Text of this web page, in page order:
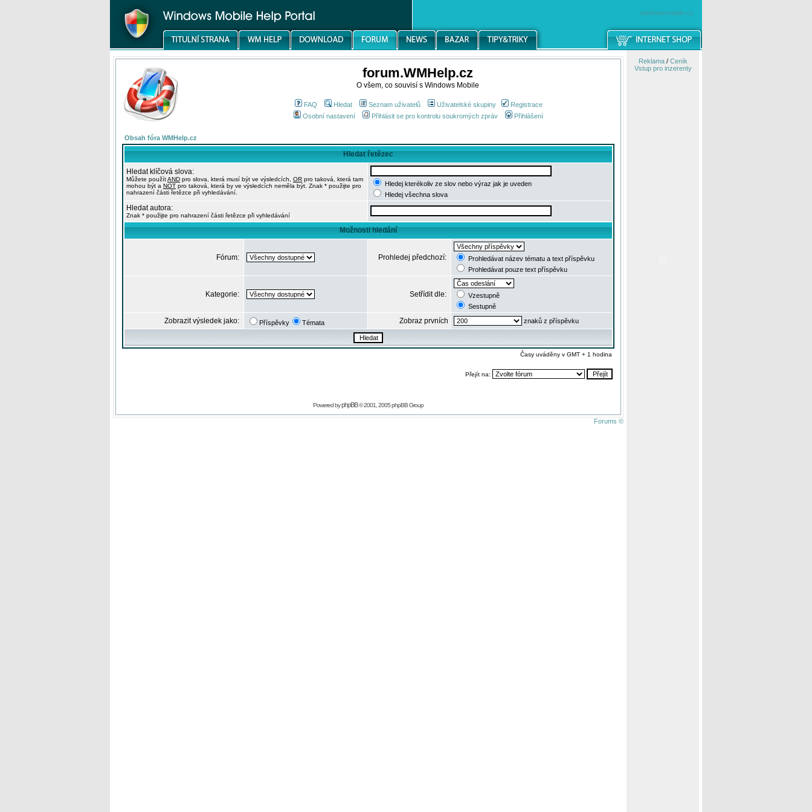
windowsmobile.cz
forum.WMHelp.cz
O všem, co souvisí s Windows Mobile
FAQ Hledat Seznam uživatelů Uživatelské skupiny
Registrace
Osobní nastavení
Přihlásit se pro kontrolu soukromých zpráv Přihlášení
Obsah fóra WMHelp.cz
Hledat řetězec
Hledat klíčová slova:
Můžete použítAND pro slova, která musí být ve výsledcích, OR pro taková, která tam
mohou být a NOT pro taková, která by ve výsledcích neměla být. Znak * použijte pro
nahrazení části řetězce při vyhledávání.
Hledej kterékoliv ze slov nebo výraz jak je uveden
Hledej všechna slova
Hledat autora:
Znak * použijte pro nahrazení části řetězce při vyhledávání
Možnosti hledání
Fórum: Prohledej předchozí:
Prohledávat název tématu a text příspěvku
Prohledávat pouze text příspěvku
Kategorie: Setřídit dle:
Vzestupně
Sestupně
Zobrazit výsledek jako: Příspěvky Témata Zobraz prvních znaků z příspěvku
Časy uváděny v GMT + 1 hodina
Přejít na:
Powered byphpBB© 2001, 2005 phpBB Group
Forums ©
Reklama/ Ceník
Vstup pro inzerenty